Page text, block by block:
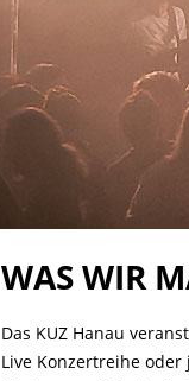
WAS WIR
Das KUZ Hanau
Live Konzertreihe